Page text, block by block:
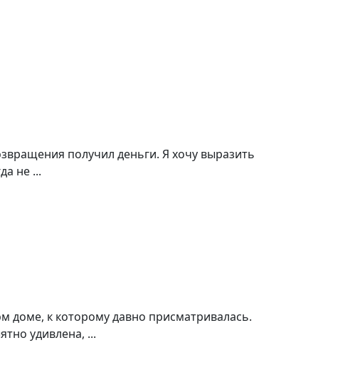
получил деньги. Я хочу выразить
не ...
доме, к которому давно присматривалась.
удивлена, ...